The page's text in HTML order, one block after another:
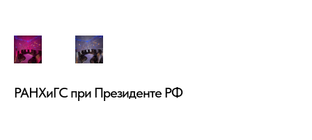
РАНХиГС при Президенте РФ